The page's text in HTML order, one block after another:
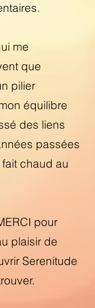
me
que
pilier
équilibre
des liens
passées
chaud au
pour
plaisir de
Serenitude